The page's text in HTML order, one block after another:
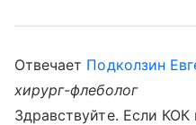
Отвечает Подколзин
хирург-флеболог
Здравствуйте. Если